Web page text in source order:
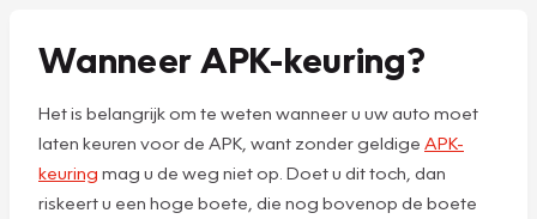
Wanneer APK-keuring?
Het is belangrijk om te weten wanneer u uw auto moet
laten keuren voor de APK, want zonder geldige APK-
keuring mag u de weg niet op. Doet u dit toch, dan
riskeert u een hoge boete, die nog bovenop de boete